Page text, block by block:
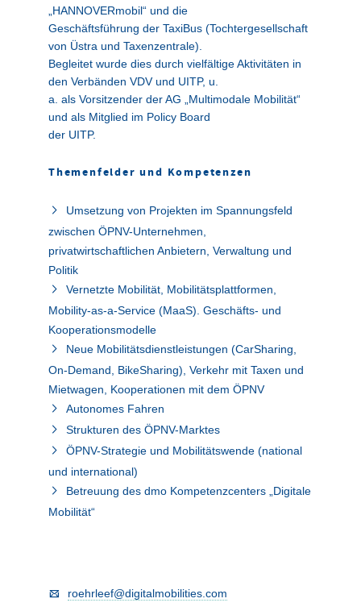
„HANNOVERmobil“ und die
Geschäftsführung der TaxiBus (Tochtergesellschaft
von Üstra und Taxenzentrale).
Begleitet wurde dies durch vielfältige Aktivitäten in
den Verbänden VDV und UITP, u.
a. als Vorsitzender der AG „Multimodale Mobilität“
und als Mitglied im Policy Board
der UITP.
Themenfelder und Kompetenzen
Umsetzung von Projekten im Spannungsfeld
zwischen ÖPNV-Unternehmen,
privatwirtschaftlichen Anbietern, Verwaltung und
Politik
Vernetzte Mobilität, Mobilitätsplattformen,
Mobility-as-a-Service (MaaS). Geschäfts- und
Kooperationsmodelle
Neue Mobilitätsdienstleistungen (CarSharing,
On-Demand, BikeSharing), Verkehr mit Taxen und
Mietwagen, Kooperationen mit dem ÖPNV
Autonomes Fahren
Strukturen des ÖPNV-Marktes
ÖPNV-Strategie und Mobilitätswende (national
und international)
Betreuung des dmo Kompetenzcenters „Digitale
Mobilität“
roehrleef@digitalmobilities.com